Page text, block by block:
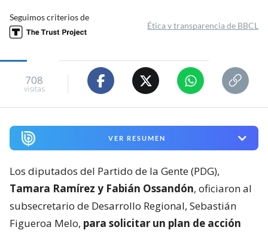
Seguimos criterios de
Ética y transparencia de BBCL
708
visitas
VER RESUMEN
Los diputados del Partido de la Gente (PDG),
Tamara Ramírez y Fabián Ossandón, oficiaron al
subsecretario de Desarrollo Regional, Sebastián
Figueroa Melo, para solicitar un plan de acción